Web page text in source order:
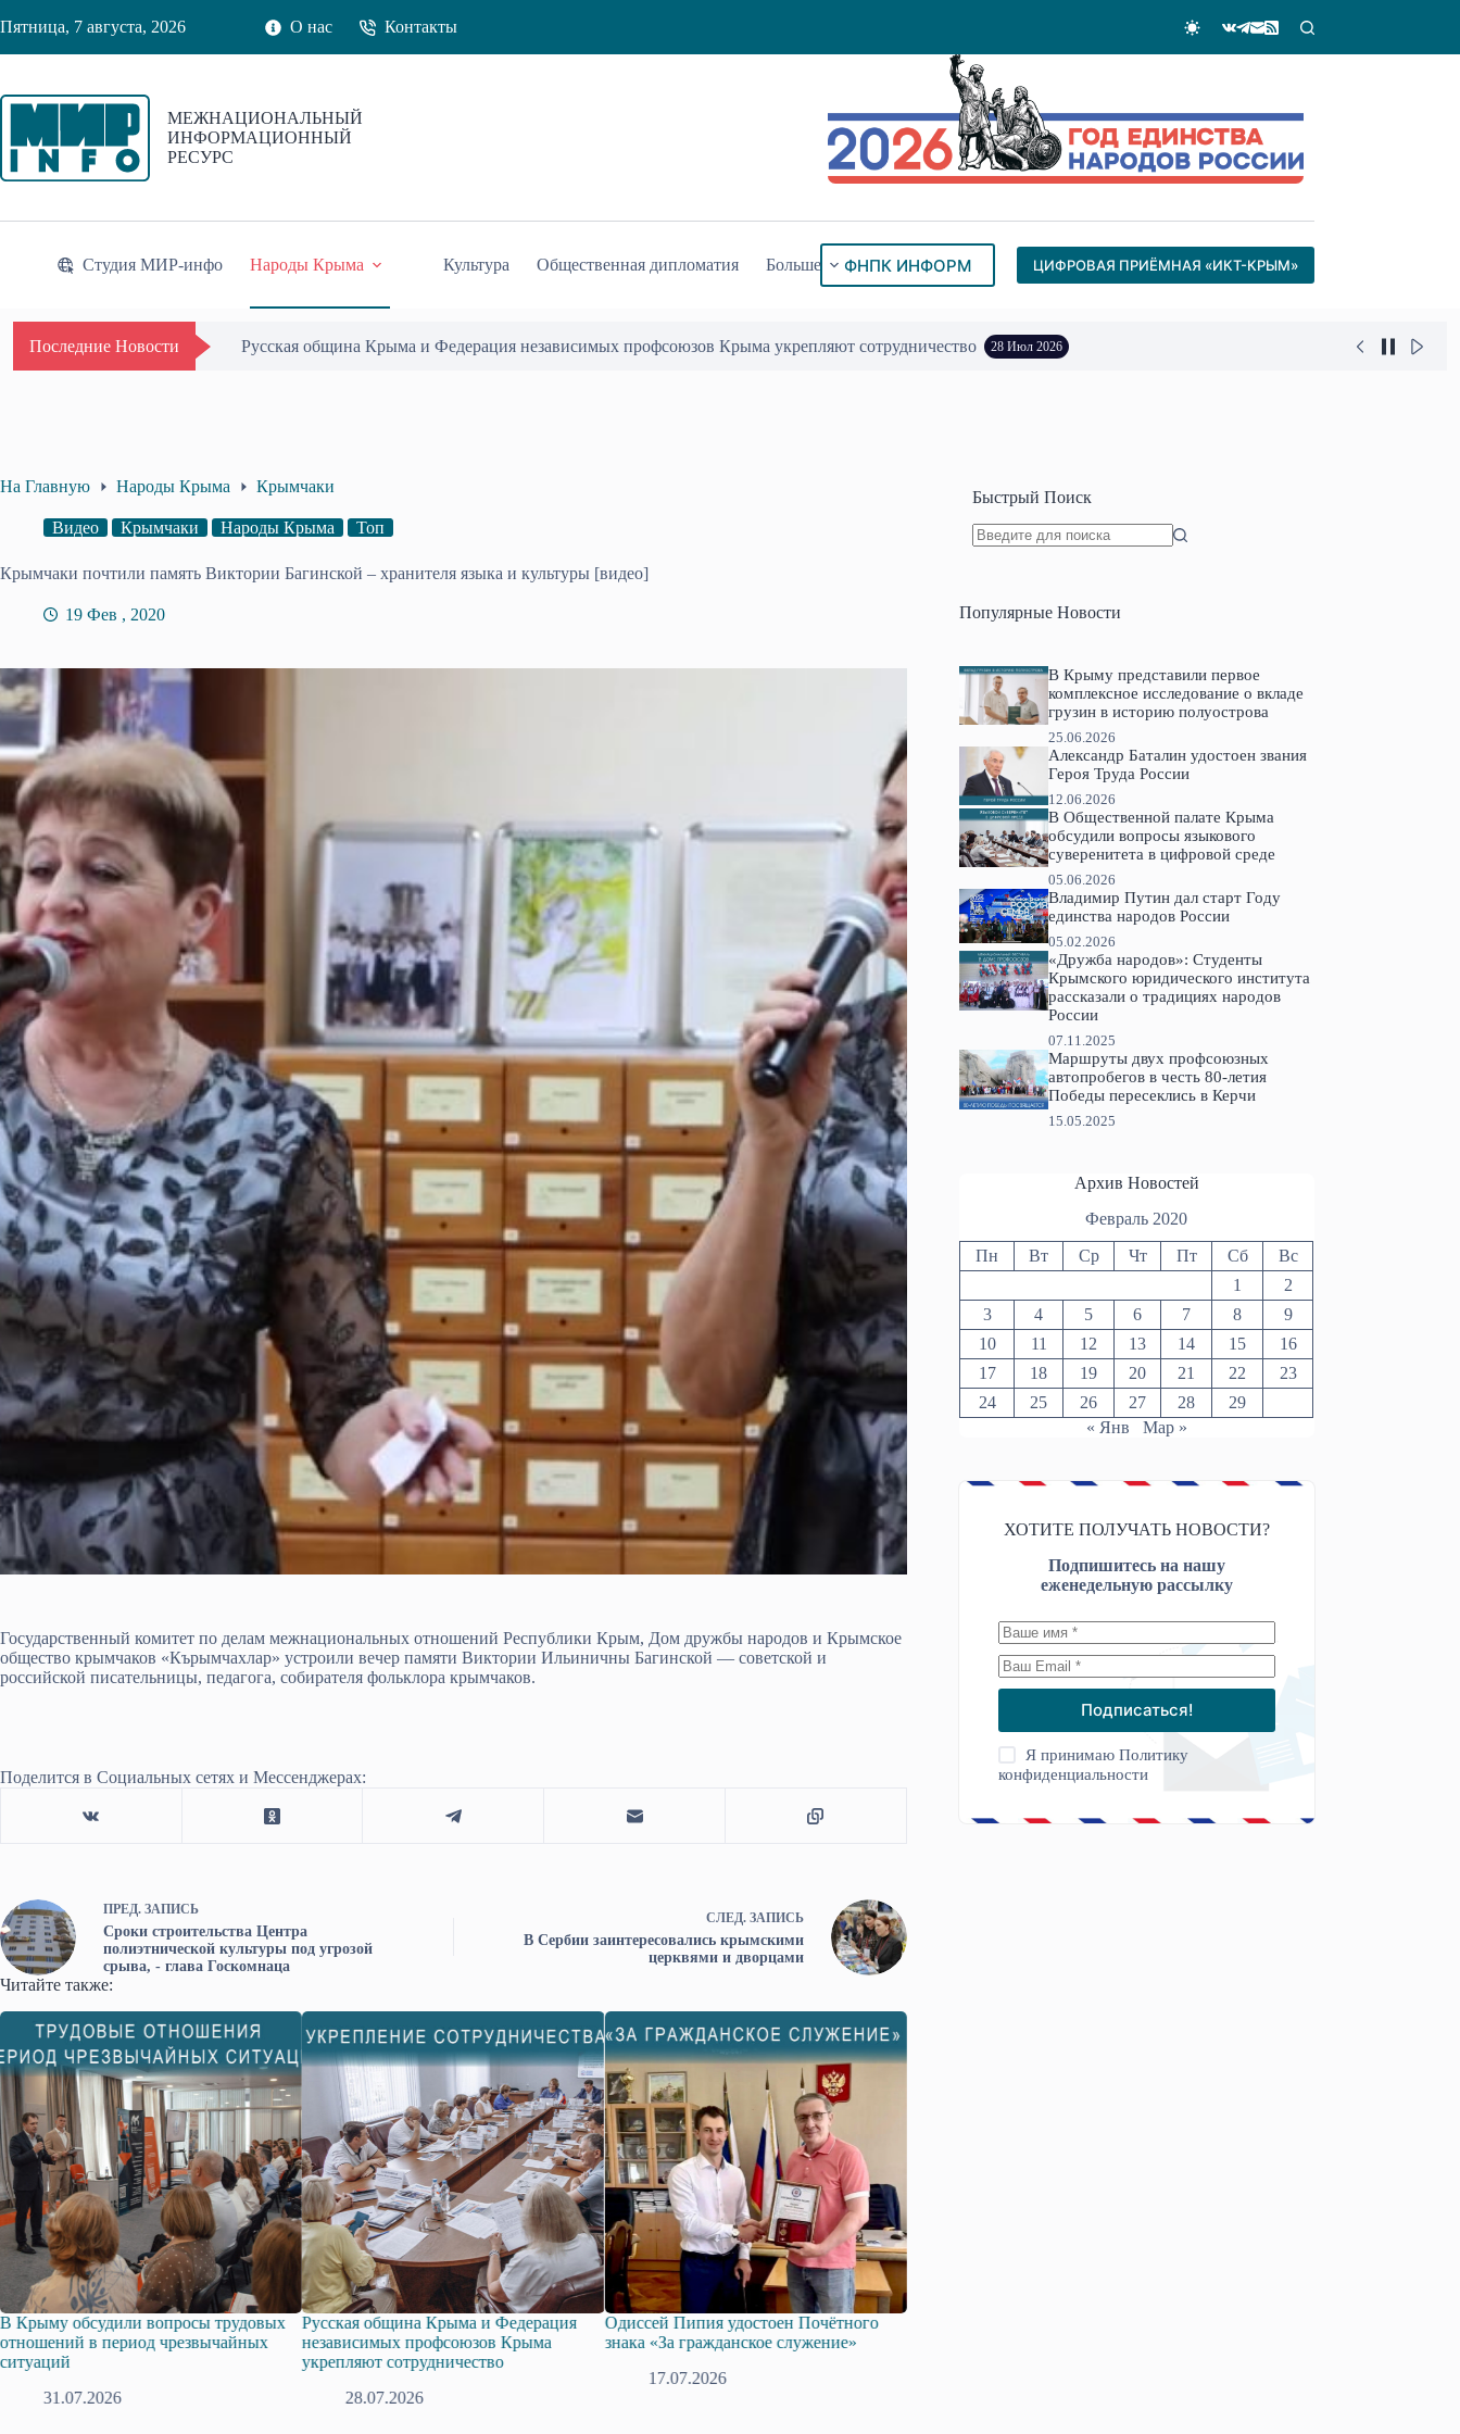
к
Пятница, 7 августа, 2026 О нас Контакты
МЕЖНАЦИОНАЛЬНЫЙ
ИНФОРМАЦИОННЫЙ
РЕСУРС
Студия МИР-инфо Народы Крыма Культура Общественная дипломатия Больше ФНПК ИНФОРМ ЦИФРОВАЯ ПРИЁМНАЯ «ИКТ-КРЫМ»
Последние Новости Русская община Крыма и Федерация независимых профсоюзов Крыма укрепляют сотрудничество 28 Июл 2026
На Главную Народы Крыма Крымчаки
Видео Крымчаки Народы Крыма Топ
Крымчаки почтили память Виктории Багинской – хранителя языка и культуры [видео]
19 Фев , 2020
Государственный комитет по делам межнациональных отношений Республики Крым, Дом дружбы народов и Крымское
общество крымчаков «Кърымчахлар» устроили вечер памяти Виктории Ильиничны Багинской — советской и
российской писательницы, педагога, собирателя фольклора крымчаков.
Поделится в Социальных сетях и Мессенджерах:
ПРЕД. ЗАПИСЬ
Сроки строительства Центра
полиэтнической культуры под угрозой
срыва, - глава Госкомнаца
СЛЕД. ЗАПИСЬ
В Сербии заинтересовались крымскими
церквями и дворцами
Читайте также:
вопросы трудовых
период чрезвычайных
Русская община Крыма и Федерация
независимых профсоюзов Крыма
укрепляют сотрудничество
Одиссей Пипия удостоен Почётного
знака «За гражданское служение»
Госдума приняла в первом чтении
законопроект о поддержке развития
Быстрый Поиск
Популярные Новости
В Крыму представили первое
комплексное исследование о вкладе
грузин в историю полуострова
25.06.2026
Александр Баталин удостоен звания
Героя Труда России
12.06.2026
В Общественной палате Крыма
обсудили вопросы языкового
суверенитета в цифровой среде
05.06.2026
Владимир Путин дал старт Году
единства народов России
05.02.2026
«Дружба народов»: Студенты
Крымского юридического института
рассказали о традициях народов
России
07.11.2025
Маршруты двух профсоюзных
автопробегов в честь 80-летия
Победы пересеклись в Керчи
15.05.2025
Архив Новостей
Февраль 2020
Пн Вт Ср Чт Пт Сб
Вс
1
2
3
4 5 6 7 8
9
10
11 12 13 14 15
16
17
18 19 20 21 22
23
24
25 26 27 28
29
« Янв
Мар »
ХОТИТЕ ПОЛУЧАТЬ НОВОСТИ?
Подпишитесь на нашу
еженедельную рассылку
Подписаться!
Я принимаюПолитику
конфиденциальности